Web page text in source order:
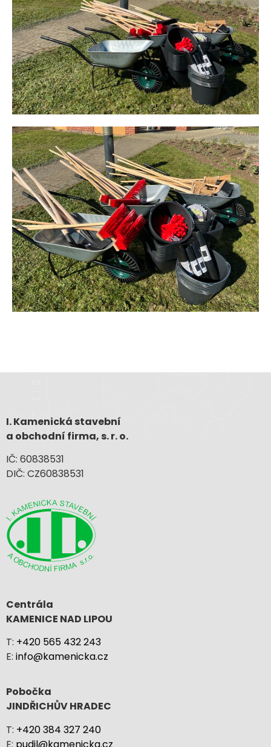
I. Kamenická stavební
a obchodní firma, s. r. o.
IČ: 60838531
DIČ: CZ60838531
Centrála
KAMENICE NAD LIPOU
T: +420 565 432 243
E: info@kamenicka.cz
Pobočka
JINDŘICHŮV HRADEC
T: +420 384 327 240
E: pudil@kamenicka.cz